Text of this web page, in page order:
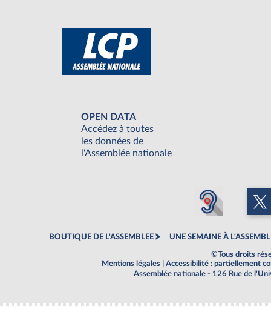
OPEN DATA
Accédez à toutes
les données de
l'Assemblée nationale
BOUTIQUE DE L'ASSEMBLEE UNE SEMAINE À
©Tous droits
Mentions légales
Accessibilité : partiellement
Assemblée nationale - 126 Rue de